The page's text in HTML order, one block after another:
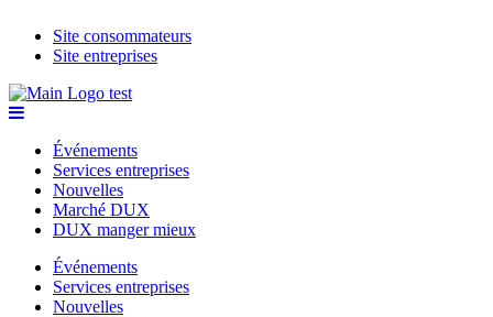
Site consommateurs
Site entreprises
Événements
Services entreprises
Nouvelles
Marché DUX
DUX manger mieux
Événements
Services entreprises
Nouvelles